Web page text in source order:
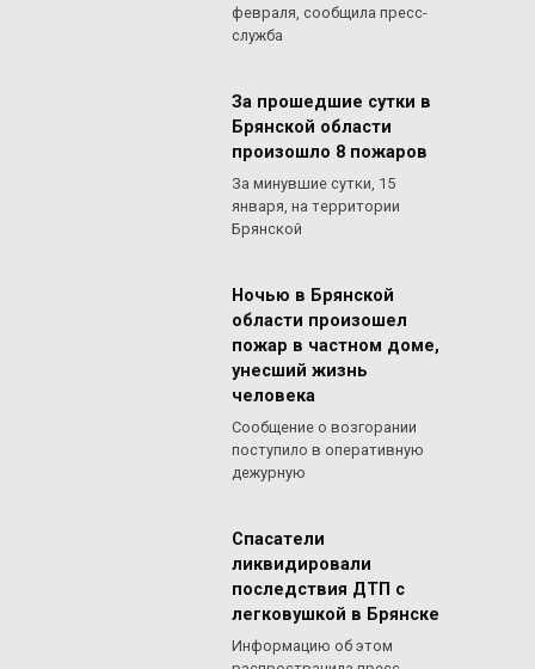
февраля, сообщила пресс-
служба
За прошедшие сутки в
Брянской области
произошло 8 пожаров
За минувшие сутки, 15
января, на территории
Брянской
Ночью в Брянской
области произошел
пожар в частном доме,
унесший жизнь
человека
Сообщение о возгорании
поступило в оперативную
дежурную
Спасатели
ликвидировали
последствия ДТП с
легковушкой в Брянске
Информацию об этом